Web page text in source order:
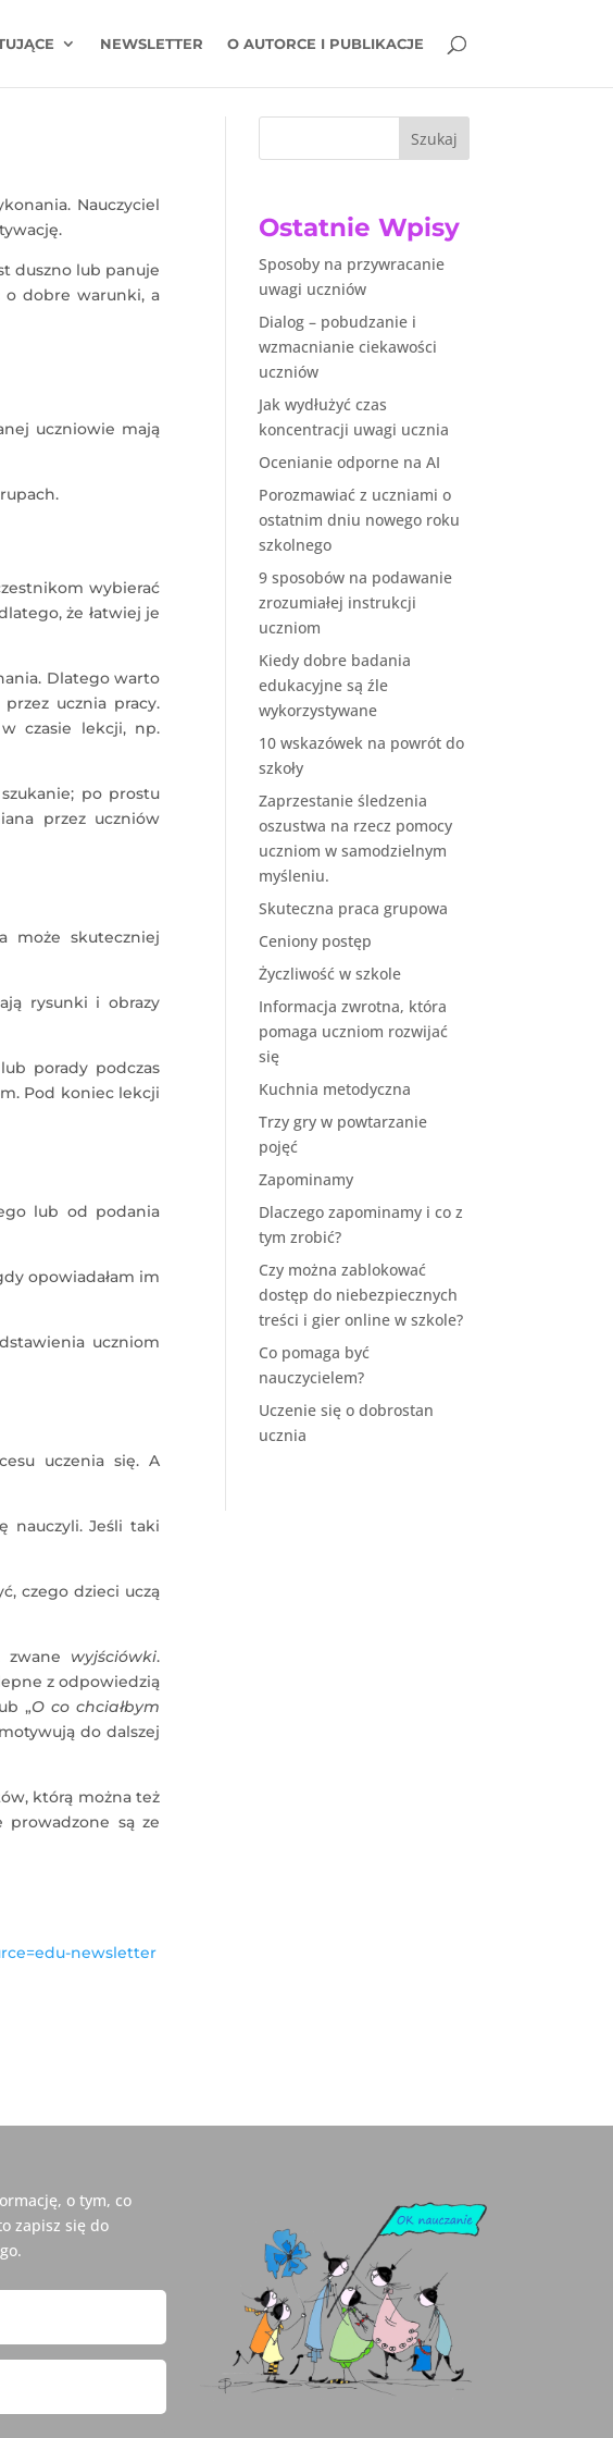
NEWSLETTER O AUTORCE I PUBLIKACJE
Nauczyciel
duszno lub panuje
o dobre warunki, a
uczniowie mają
wybierać
że łatwiej je
Dlatego warto
ucznia pracy.
czasie lekcji, np.
po prostu
przez uczniów
może skuteczniej
rysunki i obrazy
porady podczas
Pod koniec lekcji
lub od podania
opowiadałam im
uczniom
uczenia się. A
nauczyli. Jeśli taki
czego dzieci uczą
zwane wyjściówki.
z odpowiedzią
„O co chciałbym
do dalszej
którą można też
prowadzone są ze
newsletter
Szukaj
Ostatnie Wpisy
Sposoby na przywracanie
uwagi uczniów
Dialog – pobudzanie i
wzmacnianie ciekawości
uczniów
Jak wydłużyć czas
koncentracji uwagi ucznia
Ocenianie odporne na AI
Porozmawiać z uczniami o
ostatnim dniu nowego roku
szkolnego
9 sposobów na podawanie
zrozumiałej instrukcji
uczniom
Kiedy dobre badania
edukacyjne są źle
wykorzystywane
10 wskazówek na powrót do
szkoły
Zaprzestanie śledzenia
oszustwa na rzecz pomocy
uczniom w samodzielnym
myśleniu.
Skuteczna praca grupowa
Ceniony postęp
Życzliwość w szkole
Informacja zwrotna, która
pomaga uczniom rozwijać
się
Kuchnia metodyczna
Trzy gry w powtarzanie
pojęć
Zapominamy
Dlaczego zapominamy i co z
tym zrobić?
Czy można zablokować
dostęp do niebezpiecznych
treści i gier online w szkole?
Co pomaga być
nauczycielem?
Uczenie się o dobrostan
ucznia
o tym, co
zapisz się do